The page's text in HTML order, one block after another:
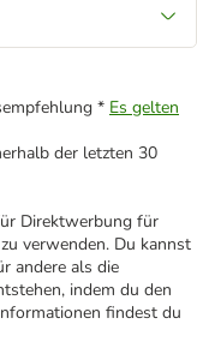
* Es gelten
der letzten 30
Direktwerbung für
verwenden. Du kannst
andere als die
indem du den
findest du